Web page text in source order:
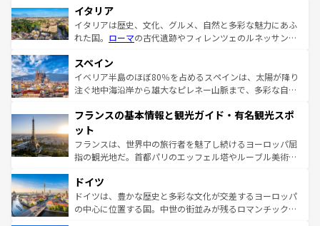
イタリア
イタリアは歴史、文化、グルメ、自然と多彩な魅力にあふ
れた国。 ローマの古代遺跡やフィレンツェのルネッサンス
ろん、トスカーナの美しい田園風景やアマルフィ海岸の絶
景など、自然景観も見逃せない。観光の合間には、本場の
ピザやパスタなど、絶品のイタリア料理を堪能することも
ませてくれるイタリアで、忘れられない旅をしてみよう！
なお、新着のイタリア情報は
しい。
スペイン
イベリア半島のほぼ80％を占めるスペインは、太陽が降り
注ぐ地中海沿岸から雄大なピレネー山脈まで、多彩な自然
文化が根付くこの国では、情熱的なフラメンコ、熱気あふ
れる闘牛、そして美味しいタパスが生活の一部となってい
る。首都マドリードの洗練された雰囲気や、バルセロナの
アートに溢れた街角から、地方では古代ローマ遺跡や中世
せる。地方によって風土や気候が異なるスペインはその個
性で訪れる人を魅了する。 なお、新着のスペイン情報は コ
ンテンツ一覧を参照してほしい。
フランスの基本情報と観光ガイド・有名観光スポ
ット
フランスは、世界中の旅行者を魅了し続けるヨーロッパ屈
指の観光地だ。首都パリのエッフェル塔やルーブル美術館
で、幅広い魅力が詰まっている。華麗な宮殿、歴史的な大
聖堂、美しいビーチ、そして豊かな自然が、訪れる者を心
から魅了する。また、フランスは美食の国としても知ら
ドイツ
ドイツは、豊かな歴史と多彩な文化が交差するヨーロッパ
の中心に位置する国。中世の街並みが残るロマンチック街